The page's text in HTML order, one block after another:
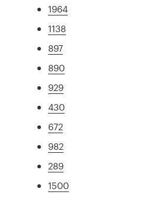
1964
1138
897
890
929
430
672
982
289
1500